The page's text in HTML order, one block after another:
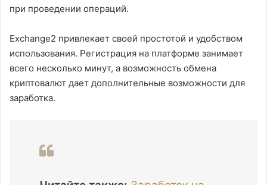
при проведении операций.
Exchange2 привлекает своей простотой и удобством
использования. Регистрация на платформе занимает
всего несколько минут, а возможность обмена
криптовалют дает дополнительные возможности для
заработка.